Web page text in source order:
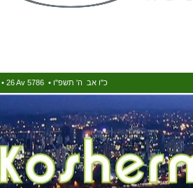
Domingo, 9 de agosto de 2026 • 26 Av 5786 • כ"ו אב ה' תשפ"ו